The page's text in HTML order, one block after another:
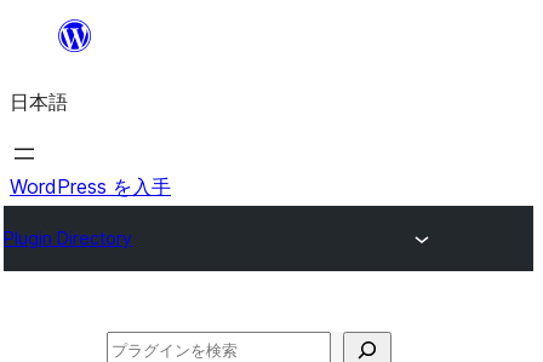
を
ス
キ
プ
日本語
WordPress を入手
Plugin Directory
検